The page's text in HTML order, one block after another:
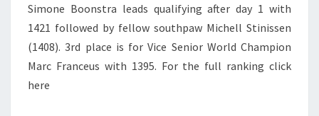
Simone Boonstra leads qualifying after day 1 with
1421 followed by fellow southpaw Michell Stinissen
(1408). 3rd place is for Vice Senior World Champion
Marc Franceus with 1395. For the full ranking click
here